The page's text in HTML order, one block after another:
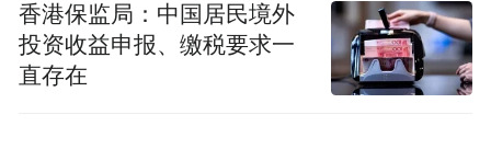
香港保监局：中国居民境外
投资收益申报、缴税要求一
直存在